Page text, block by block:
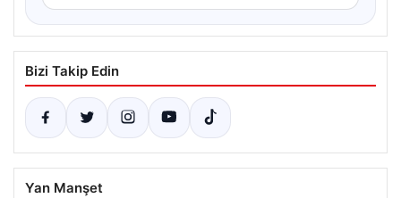
Bizi Takip Edin
Yan Manşet